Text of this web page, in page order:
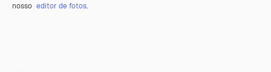
nosso editor de fotos.